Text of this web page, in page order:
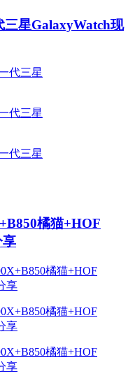
星GalaxyWatch现
橘猫+HOF
享